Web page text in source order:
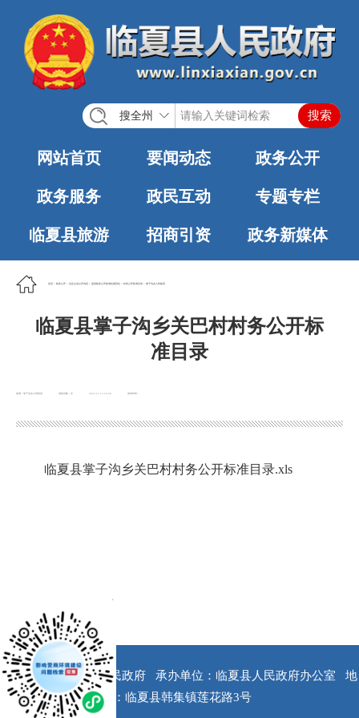
搜全州
网站首页 要闻动态 政务公开
政务服务 政民互动 专题专栏
临夏县旅游 招商引资 政务新媒体
首页 政务公开 法定主动公开内容 基层政务公开标准化规范化 村务公开标准目录 掌子沟乡人民政府
临夏县掌子沟乡关巴村村务公开标
准目录
来源：掌子沟乡人民政府 浏览次数： 发布时间：
2022-11-14 16:48
临夏县掌子沟乡关巴村村务公开标准目录.xls
版权所有：临夏县人民政府 承办单位：临夏县人民政府办公室
地
址：临夏县韩集镇莲花路3号
x